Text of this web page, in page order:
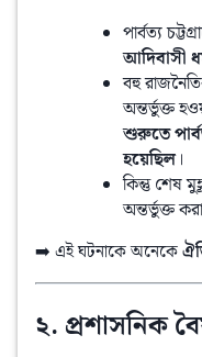
পার্বত্য
আদিবাসী
বহু
অন্তর্ভুক্ত
শুরুতে
হয়েছিল।
কিন্তু শেষ
অন্তর্ভুক্ত
➡️ এই ঘটনাকে অনেকে
২. প্রশাসনিক